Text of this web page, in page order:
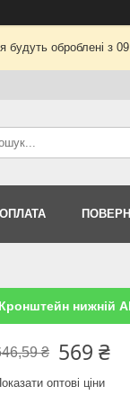
оброблені з
Кронштейн нижній
₴ 569 ₴
оптові ціни